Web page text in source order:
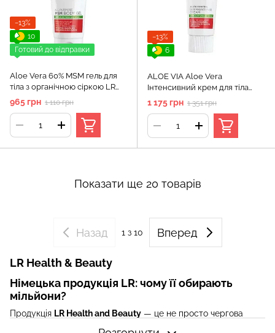
−13%
10
Готовий до відправки
Aloe Vera 60% MSM гель для
тіла з органічною сіркою LR
Health & Beauty, 200 мл
965 грн 1 110 грн
−13%
6
ALOE VIA Aloe Vera
Інтенсивний крем для тіла
(Dermaintense Cream) LR, 50
1 175 грн 1 351 грн
Показати ще 20 товарів
Назад 1з 10 Вперед
LR Health & Beauty
Німецька продукція LR: чому її обирають
мільйони?
Продукція LR Health and Beauty — це не просто чергова